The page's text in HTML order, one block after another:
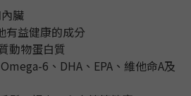
2
1
0
3
2
1
0
6
5
4
3
2
分
1
0
滿$𝟑𝟔𝟖即減$𝟐𝟖🥳結帳時輸入優惠碼
】即可！部分產品不適用
:
7
6
5
4
9
8
7
分
:
2
1
0
5
4
3
秒 限量20個
臟
有益健康的成分
動物蛋白質
6、DHA、EPA、維他命A及